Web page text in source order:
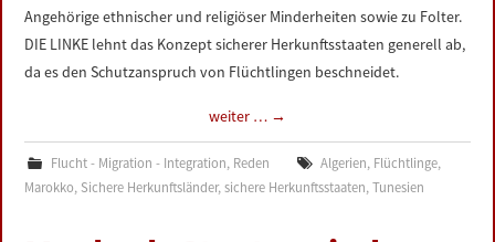
Angehörige ethnischer und religiöser Minderheiten sowie zu Folter.
DIE LINKE lehnt das Konzept sicherer Herkunftsstaaten generell ab,
da es den Schutzanspruch von Flüchtlingen beschneidet.
weiter … →
Flucht - Migration - Integration, Reden Algerien, Flüchtlinge,
Marokko, Sichere Herkunftsländer,sichere Herkunftsstaaten,Tunesien